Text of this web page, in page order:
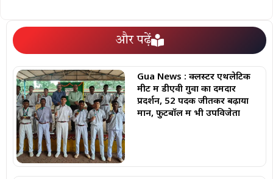
और पढ़ें
Gua News : क्लस्टर एथलेटिक
मीट में डीएवी गुवा का दमदार
प्रदर्शन, 52 पदक जीतकर बढ़ाया
मान, फुटबॉल में भी उपविजेता